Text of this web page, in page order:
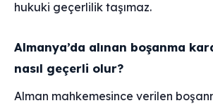
hukuki geçerlilik taşımaz.
Almanya’da alınan boşanma
nasıl geçerli olur?
Alman mahkemesince verilen